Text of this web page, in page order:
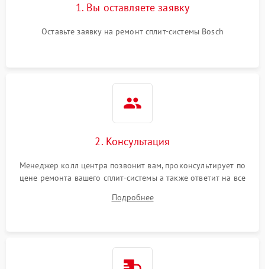
1. Вы оставляете заявку
Оставьте заявку на ремонт сплит-системы Bosch
2. Консультация
Менеджер колл центра позвонит вам, проконсультирует по
цене ремонта вашего сплит-системы а также ответит на все
Подробнее